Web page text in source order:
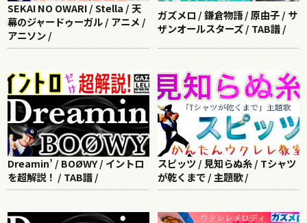
SEKAI NO OWARI / Stella / 天
幕のジャードゥーガル / アニメ /
アニソン /
ガズメロ / 鎌倉物語 / 原由子 / サ
ザンオールスターズ / TAB譜 /
Dreamin’ / BOØWY / イントロ
を超解説！ / TAB譜 /
スピッツ / 見知らぬ糸 / Tシャツ
が乾くまで / 主題歌 /